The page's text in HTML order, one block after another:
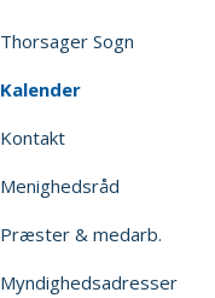
Thorsager Sogn
Kalender
Kontakt
Menighedsråd
Præster & medarb.
Myndighedsadresser